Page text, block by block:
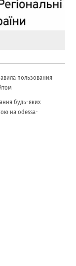
пользования
будь-яких
на odessa-